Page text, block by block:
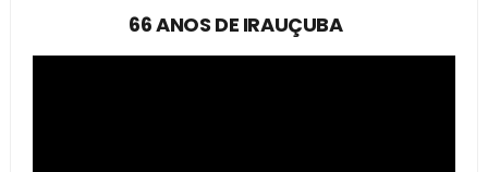
66 ANOS DE IRAUÇUBA